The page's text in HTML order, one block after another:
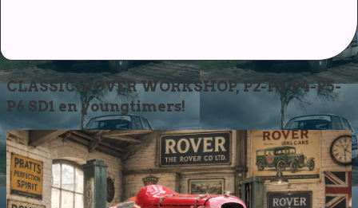
CLASSIC-ROVER WORKSHOP, P2-P3-P4-P5-
P6 SD1 en youngtimers!